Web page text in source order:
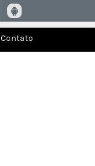
Contato